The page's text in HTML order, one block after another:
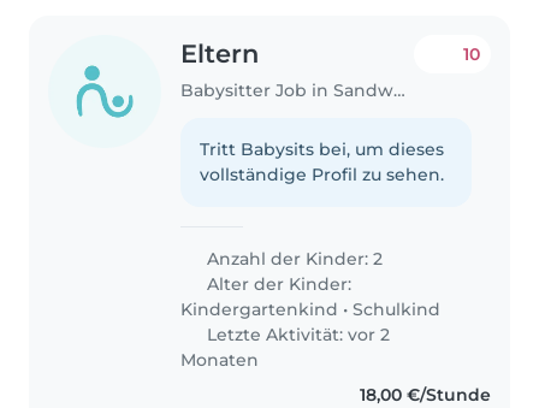
Eltern
Babysitter Job in Sandweiler
10
Tritt Babysits bei, um dieses
vollständige Profil zu sehen.
Anzahl der Kinder: 2
Alter der Kinder:
Kindergartenkind •Schulkind
Letzte Aktivität: vor 2
Monaten
18,00 €/Stunde